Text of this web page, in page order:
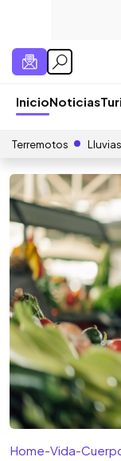
InicioNoticias
Terremotos Lluvias
Home-Vida-